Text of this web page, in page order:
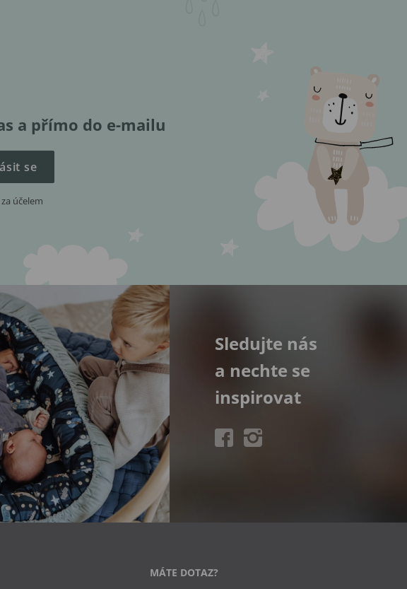
a přímo do e-mailu
se
za účelem
Sledujte nás
a nechte se
inspirovat
MÁTE DOTAZ?